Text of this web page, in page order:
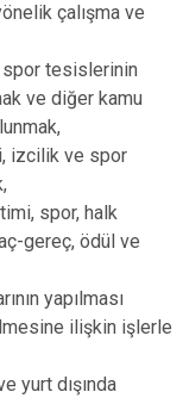
çalışma ve
spor tesislerinin
ve diğer kamu
izcilik ve spor
spor, halk
gereç, ödül ve
yapılması
ilişkin işlerle
yurt dışında